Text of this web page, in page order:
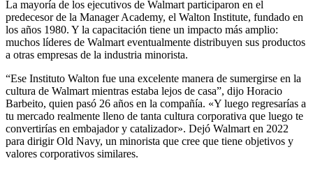
La mayoría de los ejecutivos de Walmart participaron en el
predecesor de la Manager Academy, el Walton Institute, fundado en
los años 1980. Y la capacitación tiene un impacto más amplio:
muchos líderes de Walmart eventualmente distribuyen sus productos
a otras empresas de la industria minorista.
“Ese Instituto Walton fue una excelente manera de sumergirse en la
cultura de Walmart mientras estaba lejos de casa”, dijo Horacio
Barbeito, quien pasó 26 años en la compañía. «Y luego regresarías a
tu mercado realmente lleno de tanta cultura corporativa que luego te
convertirías en embajador y catalizador». Dejó Walmart en 2022
para dirigir Old Navy, un minorista que cree que tiene objetivos y
valores corporativos similares.